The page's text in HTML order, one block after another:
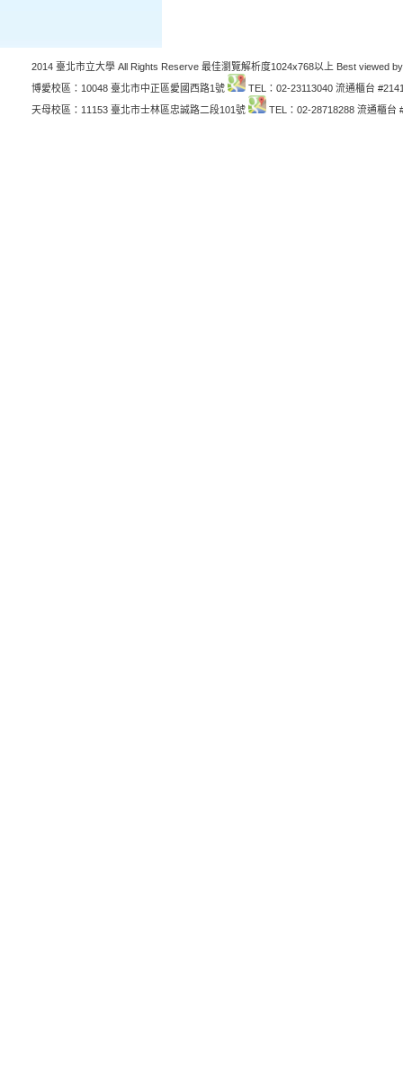
2014 臺北市立大學 All Rights Reserve 最佳瀏覽解析度1024x768以上 Best viewed
博愛校區：10048 臺北市中正區愛國西路1號
TEL：02-23113040 流通櫃台
天母校區：11153 臺北市士林區忠誠路二段101號
TEL：02-28718288 流通櫃台